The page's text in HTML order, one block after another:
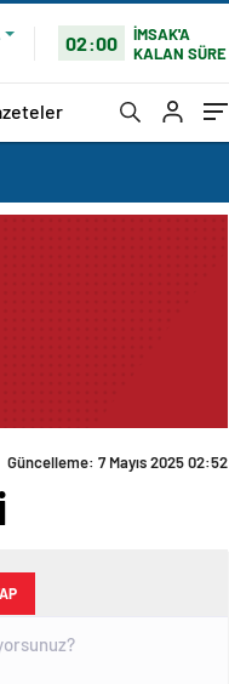
02:00
İMSAK'A
KALAN SÜRE
Güncelleme: 7 Mayıs 2025 02:52